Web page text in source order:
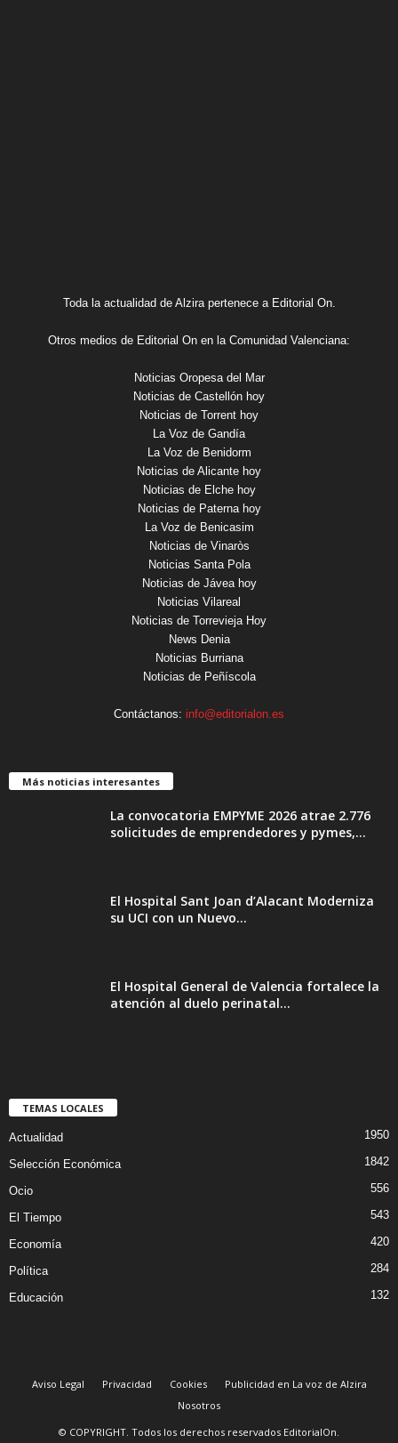
Toda la actualidad de Alzira pertenece a Editorial On.
Otros medios de Editorial On en la Comunidad Valenciana:
Noticias Oropesa del Mar
Noticias de Castellón hoy
Noticias de Torrent hoy
La Voz de Gandía
La Voz de Benidorm
Noticias de Alicante hoy
Noticias de Elche hoy
Noticias de Paterna hoy
La Voz de Benicasim
Noticias de Vinaròs
Noticias Santa Pola
Noticias de Jávea hoy
Noticias Vilareal
Noticias de Torrevieja Hoy
News Denia
Noticias Burriana
Noticias de Peñíscola
Contáctanos: info@editorialon.es
Más noticias interesantes
La convocatoria EMPYME 2026 atrae 2.776
solicitudes de emprendedores y pymes,...
El Hospital Sant Joan d’Alacant Moderniza
su UCI con un Nuevo...
El Hospital General de Valencia fortalece la
atención al duelo perinatal...
TEMAS LOCALES
Actualidad 1950
Selección Económica 1842
Ocio 556
El Tiempo 543
Economía 420
Política 284
Educación 132
Aviso Legal Privacidad Cookies
Publicidad en La voz de Alzira
Nosotros
© COPYRIGHT. Todos los derechos reservados EditorialOn.